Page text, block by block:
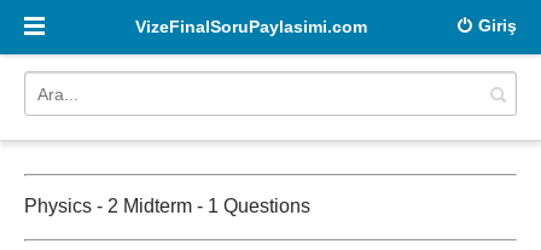
Giriş
VizeFinalSoruPaylasimi.com
Physics - 2 Midterm - 1 Questions